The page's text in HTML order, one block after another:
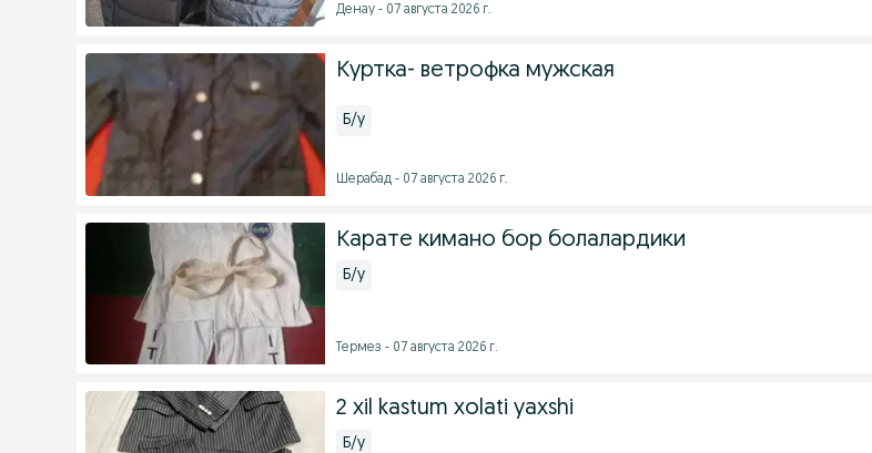
Денау - 07 августа 2026 г.
Куртка- ветрофка мужская
Б/у
Шерабад - 07 августа 2026 г.
Карате кимано бор болалардики
Б/у
Термез - 07 августа 2026 г.
2 xil kastum xolati yaxshi
Б/у